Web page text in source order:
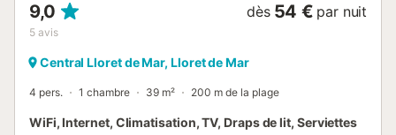
9,0
5 avis
dès 54 € par nuit
Central Lloret de Mar, Lloret de Mar
4 pers. 1 chambre 39 m² 200 m de la plage
WiFi, Internet, Climatisation, TV, Draps de lit, Serviettes